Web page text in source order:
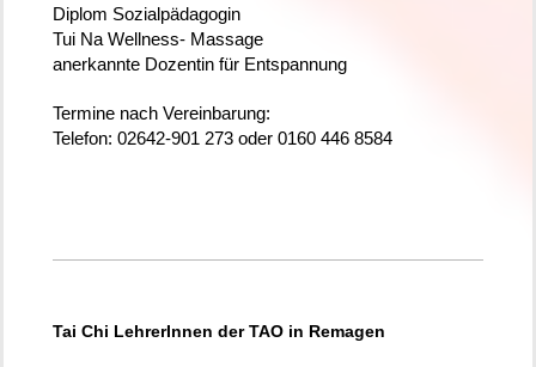
Diplom Sozialpädagogin
Tui Na Wellness- Massage
anerkannte Dozentin für Entspannung
Termine nach Vereinbarung:
Telefon: 02642-901 273 oder 0160 446 8584
Tai Chi LehrerInnen der TAO in Remagen